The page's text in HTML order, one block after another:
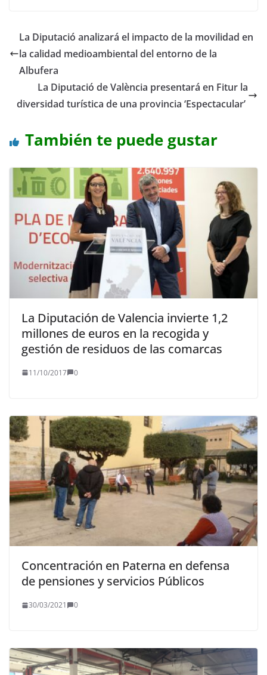
La Diputació analizará el impacto de la movilidad en
la calidad medioambiental del entorno de la
Albufera
La Diputació de València presentará en Fitur la
diversidad turística de una provincia ‘Espectacular’
También te puede gustar
La Diputación de Valencia invierte 1,2
millones de euros en la recogida y
gestión de residuos de las comarcas
11/10/2017 0
Concentración en Paterna en defensa
de pensiones y servicios Públicos
30/03/2021 0